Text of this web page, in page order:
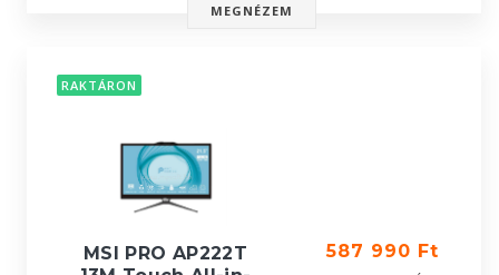
MEGNÉZEM
RAKTÁRON
MSI PRO AP222T
587 990 Ft